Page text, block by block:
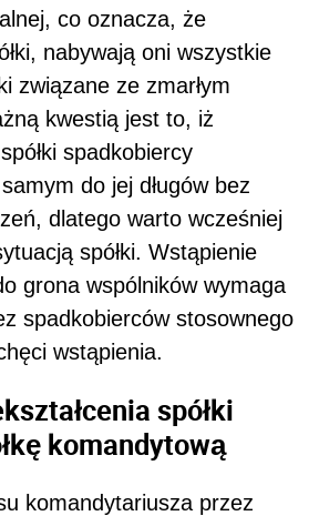
co oznacza, że
nabywają oni wszystkie
związane ze zmarłym
kwestią jest to, iż
spadkobiercy
do jej długów bez
dlatego warto wcześniej
spółki. Wstąpienie
grona wspólników wymaga
spadkobierców stosownego
wstąpienia.
spółki
komandytową
komandytariusza przez